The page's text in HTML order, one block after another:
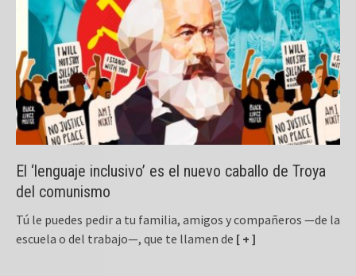
El ‘lenguaje inclusivo’ es el nuevo caballo de Troya
del comunismo
Tú le puedes pedir a tu familia, amigos y compañeros —de la
escuela o del trabajo—, que te llamen de [ + ]